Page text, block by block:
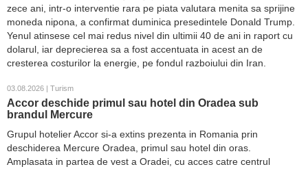
zece ani, intr-o interventie rara pe piata valutara menita sa sprijine
moneda nipona, a confirmat duminica presedintele Donald Trump.
Yenul atinsese cel mai redus nivel din ultimii 40 de ani in raport cu
dolarul, iar deprecierea sa a fost accentuata in acest an de
cresterea costurilor la energie, pe fondul razboiului din Iran.
03.08.2026 | Turism
Accor deschide primul sau hotel din Oradea sub
brandul Mercure
Grupul hotelier Accor si-a extins prezenta in Romania prin
deschiderea Mercure Oradea, primul sau hotel din oras.
Amplasata in partea de vest a Oradei, cu acces catre centrul